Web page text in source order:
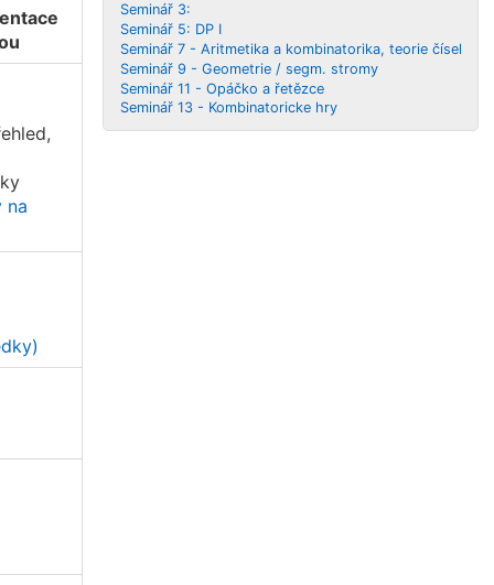
Seminář 3:
Seminář 5: DP I
Seminář 7 - Aritmetika a kombinatorika, teorie čísel
Seminář 9 - Geometrie / segm. stromy
Seminář 11 - Opáčko a řetězce
Seminář 13 - Kombinatoricke hry
na